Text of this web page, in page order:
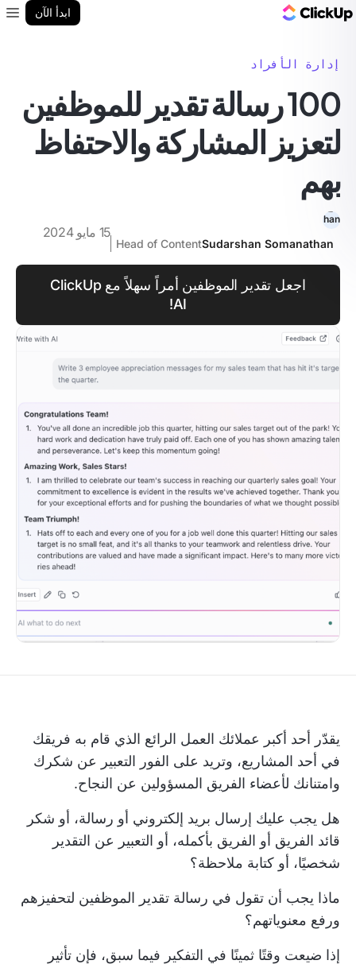
ابدأ الآن
إدارة الأفراد
100 رسالة تقدير للموظفين
لتعزيز المشاركة والاحتفاظ
بهم
Sudarshan Somanathan
Head of Content
15 مايو 2024
اجعل تقدير الموظفين أمراً سهلاً مع ClickUp
AI!
يقدّر أحد أكبر عملائك العمل الرائع الذي قام به فريقك
في أحد المشاريع، وتريد على الفور التعبير عن شكرك
وامتنانك لأعضاء الفريق المسؤولين عن النجاح.
هل يجب عليك إرسال بريد إلكتروني أو رسالة، أو شكر
قائد الفريق أو الفريق بأكمله، أو التعبير عن التقدير
شخصيًا، أو كتابة ملاحظة؟
ماذا يجب أن تقول في رسالة تقدير الموظفين لتحفيزهم
ورفع معنوياتهم؟
إذا ضيعت وقتًا ثمينًا في التفكير فيما سبق، فإن تأثير